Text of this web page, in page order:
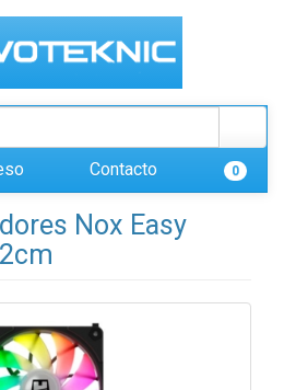
Contacto 0
Nox Easy